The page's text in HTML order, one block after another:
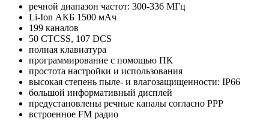
речной диапазон частот: 300-336 МГц
Li-Ion АКБ 1500 мАч
199 каналов
50 CTCSS, 107 DCS
полная клавиатура
программирование с помощью ПК
простота настройки и использования
высокая степень пыле- и влагозащищенности: IP66
большой информативный дисплей
предустановлены речные каналы согласно РРР
встроенное FM радио